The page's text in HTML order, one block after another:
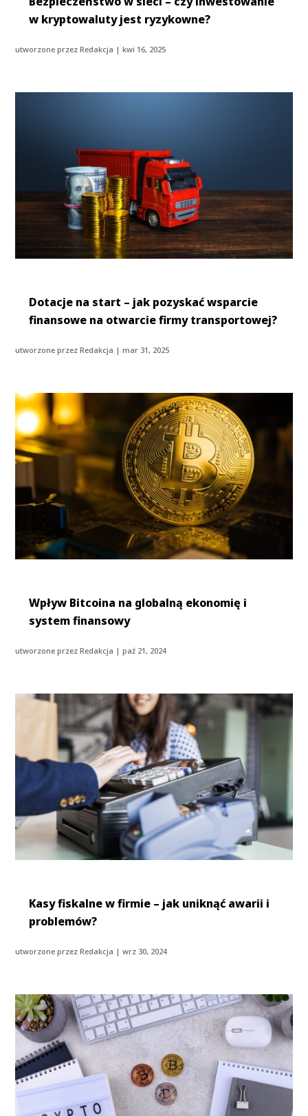
w kryptowaluty jest ryzykowne?
utworzone przezRedakcja |kwi 16, 2025
Dotacje na start – jak pozyskać wsparcie
finansowe na otwarcie firmy transportowej?
utworzone przezRedakcja |mar 31, 2025
Wpływ Bitcoina na globalną ekonomię i
system finansowy
utworzone przezRedakcja |paź 21, 2024
Kasy fiskalne w firmie – jak uniknąć awarii i
problemów?
utworzone przezRedakcja |wrz 30, 2024